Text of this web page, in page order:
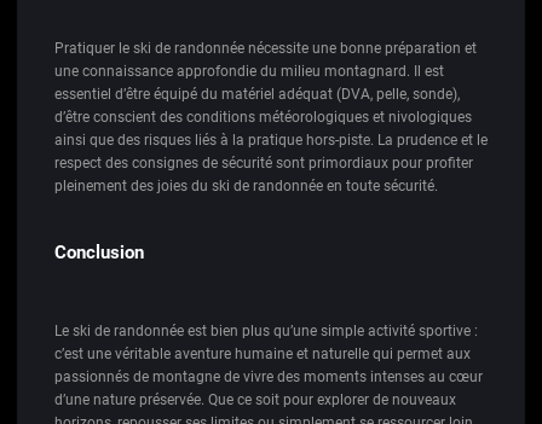
Pratiquer le ski de randonnée nécessite une bonne préparation et
une connaissance approfondie du milieu montagnard. Il est
essentiel d’être équipé du matériel adéquat (DVA, pelle, sonde),
d’être conscient des conditions météorologiques et nivologiques
ainsi que des risques liés à la pratique hors-piste. La prudence et le
respect des consignes de sécurité sont primordiaux pour profiter
pleinement des joies du ski de randonnée en toute sécurité.
Conclusion
Le ski de randonnée est bien plus qu’une simple activité sportive :
c’est une véritable aventure humaine et naturelle qui permet aux
passionnés de montagne de vivre des moments intenses au cœur
d’une nature préservée. Que ce soit pour explorer de nouveaux